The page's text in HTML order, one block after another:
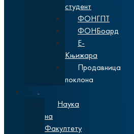
студент
ФОНГПТ
ФОНБоард
Е-
Књижара
Продавница
поклона
Наука
на
Факултету